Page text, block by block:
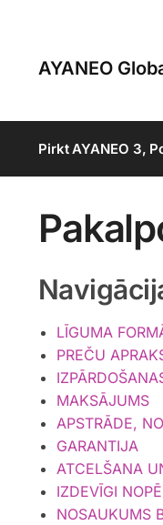
AYANEO
Pirkt AYANEO 3,
LĪGUMA
PREČU
MAKSĀJUMS
APSTRĀDE,
GARANTIJA
ATCELŠANA
IZDEVĪGI
NOSAUKUMS